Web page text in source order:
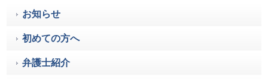
お知らせ
初めての方へ
弁護士紹介